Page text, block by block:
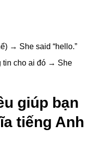
→ She said “hello.”
tin cho ai đó → She
giúp bạn
tiếng Anh